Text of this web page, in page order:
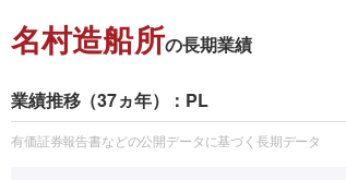
名村造船所の長期業績
業績推移（37ヵ年）：PL
有価証券報告書などの公開データに基づく長期データ